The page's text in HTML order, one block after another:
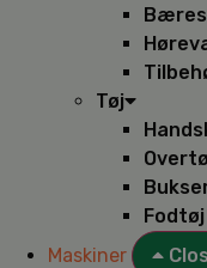
Tøj
Fodtøj
Maskiner